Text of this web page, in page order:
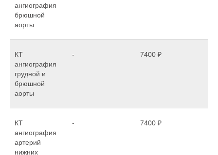
ангиография
брюшной
аорты
КТ
ангиография
грудной и
брюшной
аорты
- 7400 ₽
КТ
ангиография
артерий
нижних
- 7400 ₽